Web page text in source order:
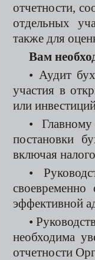
отчетности,
отдельных
также для
Вам
• Аудит
участия в
или
•
постановки
включая
•
своевременно
эффективной
•
необходима
отчетности